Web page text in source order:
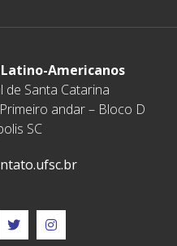
Americanos
de Santa Catarina
andar – Bloco D
SC